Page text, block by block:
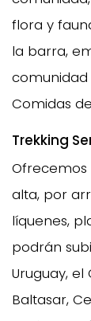
flora y
la barra,
comunidad
Comidas
Trekking
Ofrecemos
alta, por
líquenes,
podrán
Uruguay,
Baltasar,